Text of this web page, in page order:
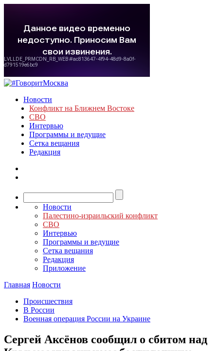
Новости
Конфликт на Ближнем Востоке
СВО
Интервью
Программы и ведущие
Сетка вещания
Редакция
Новости
Палестино-израильский конфликт
СВО
Интервью
Программы и ведущие
Сетка вещания
Редакция
Приложение
Главная Новости
Происшествия
В России
Военная операция России на Украине
Сергей Аксёнов сообщил о сбитом над